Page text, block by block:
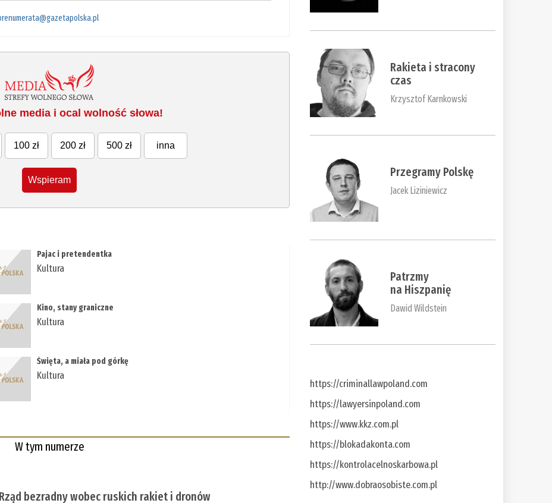
media i ocal wolność słowa!
100 zł 200 zł 500 zł inna
Wspieram
Pajac i pretendentka
Kultura
Kino, stany graniczne
Kultura
Święta, a miała pod górkę
Kultura
W tym numerze
Rząd bezradny wobec ruskich rakiet i dronów
Rakieta i stracony
czas
Krzysztof Karnkowski
Przegramy Polskę
Jacek Liziniewicz
Patrzmy
na Hiszpanię
Dawid Wildstein
https://criminallawpoland.com
https://lawyersinpoland.com
https://www.kkz.com.pl
https://blokadakonta.com
https://kontrolacelnoskarbowa.pl
http://www.dobraosobiste.com.pl